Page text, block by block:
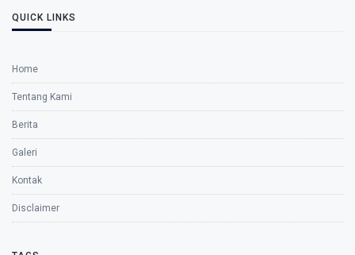
QUICK LINKS
Home
Tentang Kami
Berita
Galeri
Kontak
Disclaimer